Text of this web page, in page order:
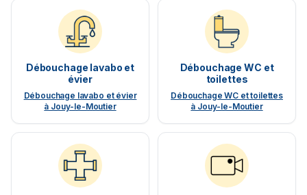
Débouchage lavabo et
évier
Débouchage lavabo et évier
à Jouy-le-Moutier
Débouchage WC et
toilettes
Débouchage WC et toilettes
à Jouy-le-Moutier